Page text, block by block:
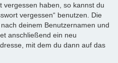
vergessen haben, so kannst du
vergessen“ benutzen. Die
deinem Benutzernamen und
anschließend ein neu
mit dem du dann auf das